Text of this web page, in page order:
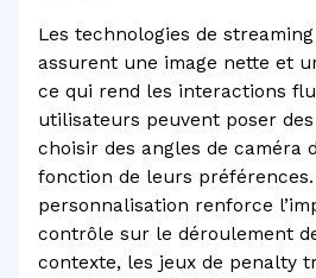
Les technologies de
assurent une image nette et
ce qui rend les interactions
utilisateurs peuvent poser
choisir des angles de caméra
fonction de leurs préférences.
personnalisation renforce
contrôle sur le déroulement
contexte, les jeux de penalty